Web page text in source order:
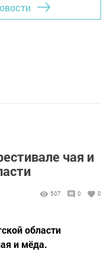
чая и
507 0 0
области
и мёда.